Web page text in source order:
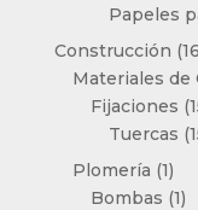
Papeles
Construcción 16
Materiales de
Fijaciones
Tuercas
Plomería 11
Bombas 11